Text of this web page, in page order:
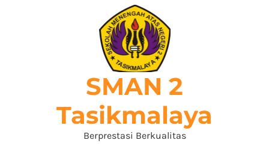
SMAN 2
Tasikmalaya
Berprestasi Berkualitas